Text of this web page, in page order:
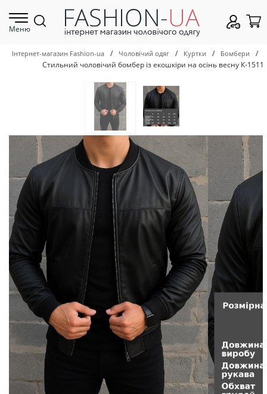
Меню
Інтернет-магазин Fashion-ua / Чоловічий одяг / Куртки / Бомбери
/
Стильний чоловічий бомбер із екошкіри на осінь весну К-1511